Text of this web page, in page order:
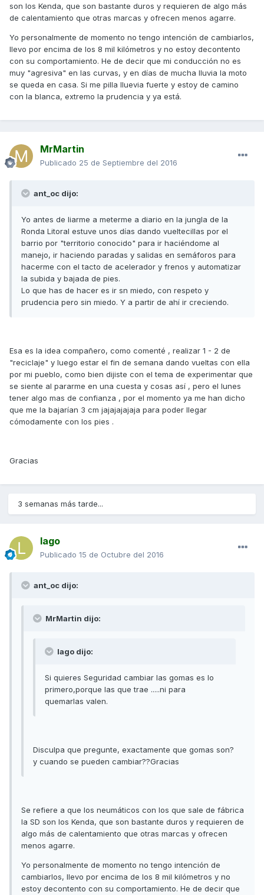
son los Kenda, que son bastante duros y requieren de algo más
de calentamiento que otras marcas y ofrecen menos agarre.
Yo personalmente de momento no tengo intención de cambiarlos,
llevo por encima de los 8 mil kilómetros y no estoy decontento
con su comportamiento. He de decir que mi conducción no es
muy "agresiva" en las curvas, y en días de mucha lluvia la moto
se queda en casa. Si me pilla lluevia fuerte y estoy de camino
con la blanca, extremo la prudencia y ya está.
MrMartin
Publicado 25 de Septiembre del 2016
ant_oc dijo:
Yo antes de liarme a meterme a diario en la jungla de la
Ronda Litoral estuve unos días dando vueltecillas por el
barrio por "territorio conocido" para ir haciéndome al
manejo, ir haciendo paradas y salidas en semáforos para
hacerme con el tacto de acelerador y frenos y automatizar
la subida y bajada de pies.
Lo que has de hacer es ir sn miedo, con respeto y
prudencia pero sin miedo. Y a partir de ahí ir creciendo.
Esa es la idea compañero, como comenté , realizar 1 - 2 de
"reciclaje" y luego estar el fin de semana dando vueltas con ella
por mi pueblo, como bien dijiste con el tema de experimentar que
se siente al pararme en una cuesta y cosas así , pero el lunes
tener algo mas de confianza , por el momento ya me han dicho
que me la bajarían 3 cm jajajajajaja para poder llegar
cómodamente con los pies .
Gracias
3 semanas más tarde...
lago
Publicado 15 de Octubre del 2016
ant_oc dijo:
MrMartin dijo:
lago dijo:
Si quieres Seguridad cambiar las gomas es lo
primero,porque las que trae .....ni para
quemarlas valen.
Disculpa que pregunte, exactamente que gomas son?
y cuando se pueden cambiar??Gracias
Se refiere a que los neumáticos con los que sale de fábrica
la SD son los Kenda, que son bastante duros y requieren de
algo más de calentamiento que otras marcas y ofrecen
menos agarre.
Yo personalmente de momento no tengo intención de
cambiarlos, llevo por encima de los 8 mil kilómetros y no
estoy decontento con su comportamiento. He de decir que